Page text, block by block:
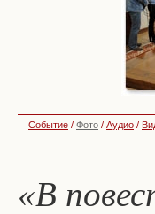
Событие / Фото / Аудио /
«В